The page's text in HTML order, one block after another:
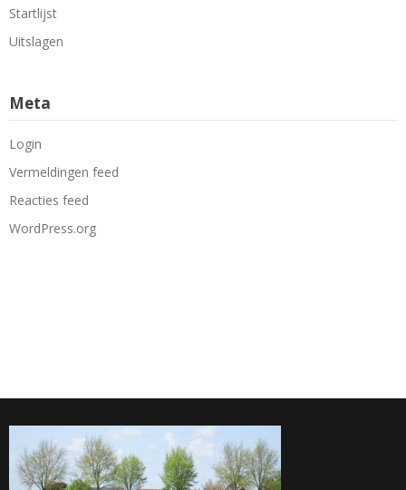
Startlijst
Uitslagen
Meta
Login
Vermeldingen feed
Reacties feed
WordPress.org